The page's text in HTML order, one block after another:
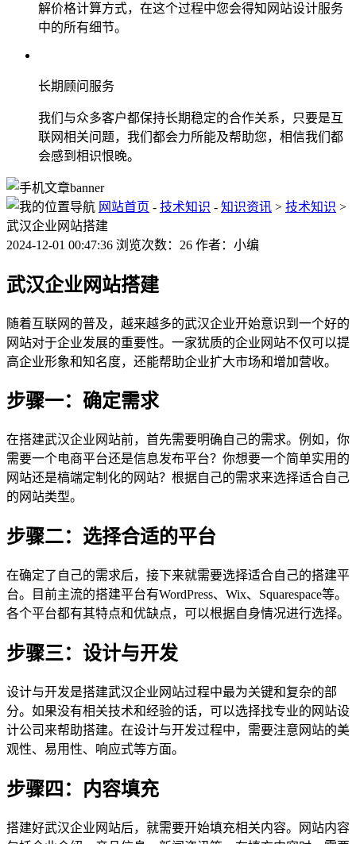
解价格计算方式，在这个过程中您会得知网站设计服务
中的所有细节。
长期顾问服务
我们与众多客户都保持长期稳定的合作关系，只要是互
联网相关问题，我们都会力所能及帮助您，相信我们都
会感到相识恨晚。
网站首页 - 技术知识 - 知识资讯 > 技术知识 >
武汉企业网站搭建
2024-12-01 00:47:36 浏览次数：26 作者：小编
武汉企业网站搭建
随着互联网的普及，越来越多的武汉企业开始意识到一个好的
网站对于企业发展的重要性。一家犹质的企业网站不仅可以提
高企业形象和知名度，还能帮助企业扩大市场和增加营收。
步骤一：确定需求
在搭建武汉企业网站前，首先需要明确自己的需求。例如，你
需要一个电商平台还是信息发布平台？你想要一个简单实用的
网站还是槁端定制化的网站？根据自己的需求来选择适合自己
的网站类型。
步骤二：选择合适的平台
在确定了自己的需求后，接下来就需要选择适合自己的搭建平
台。目前主流的搭建平台有WordPress、Wix、Squarespace等。
各个平台都有其特点和优缺点，可以根据自身情况进行选择。
步骤三：设计与开发
设计与开发是搭建武汉企业网站过程中最为关键和复杂的部
分。如果没有相关技术和经验的话，可以选择找专业的网站设
计公司来帮助搭建。在设计与开发过程中，需要注意网站的美
观性、易用性、响应式等方面。
步骤四：内容填充
搭建好武汉企业网站后，就需要开始填充相关内容。网站内容